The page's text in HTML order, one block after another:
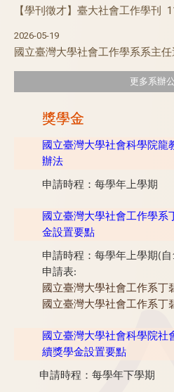
【學刊徵才】臺大社會工作學刊
2026-05-19
國立臺灣大學社會工作學系系主
更多系辦
獎學金
國立臺灣大學社會科學院龍
辦法
申請時程：每學年上學期
國立臺灣大學社會工作學系
金設置要點
申請時程：每學年上學期(自
申請表:
國立臺灣大學社會工作系丁
國立臺灣大學社會工作系丁
國立臺灣大學社會科學院社
續獎學金設置要點
申請時程：每學年下學期